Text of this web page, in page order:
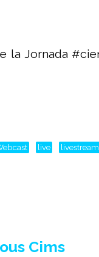
la Jornada
live
Cims